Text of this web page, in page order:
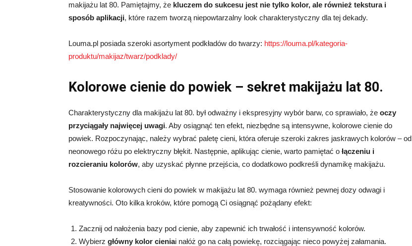
makijażu lat 80. Pamiętajmy, że kluczem do sukcesu jest nie tylko kolor, ale również tekstura i
sposób aplikacji, które razem tworzą niepowtarzalny look charakterystyczny dla tej dekady.
Louma.pl posiada szeroki asortyment podkładów do twarzy: https://louma.pl/kategoria-
produktu/makijaz/twarz/podklady/
Kolorowe cienie do powiek – sekret makijażu lat 80.
Charakterystyczny dla makijażu lat 80. był odważny i ekspresyjny wybór barw, co sprawiało, że oczy
przyciągały najwięcej uwagi. Aby osiągnąć ten efekt, niezbędne są intensywne, kolorowe cienie do
powiek. Rozpoczynając, należy wybrać paletę cieni, która oferuje szeroki zakres jaskrawych kolorów – od
neonowego różu po elektryczny błękit. Następnie, aplikując cienie, warto pamiętać o łączeniu i
rozcieraniu kolorów, aby uzyskać płynne przejścia, co dodatkowo podkreśli dynamikę makijażu.
Stosowanie kolorowych cieni do powiek w makijażu lat 80. wymaga również pewnej dozy odwagi i
kreatywności. Oto kilka kroków, które pomogą Ci osiągnąć pożądany efekt:
Zacznij od nałożenia bazy pod cienie, aby zapewnić ich trwałość i intensywność kolorów.
Wybierz główny kolor cieniai nałóż go na całą powiekę, rozciągając nieco powyżej załamania.